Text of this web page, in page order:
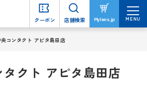
クーポン 店舗検索 Mylens.jp MENU
コンタクト アピタ島田店
タクト アピタ島田店
クーポン 店舗検索 Mylens.jp MENU